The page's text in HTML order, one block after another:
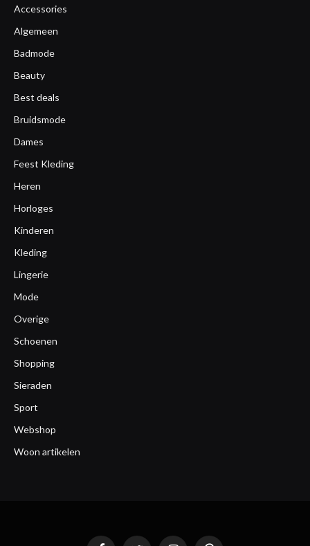
Accessories
Algemeen
Badmode
Beauty
Best deals
Bruidsmode
Dames
Feest Kleding
Heren
Horloges
Kinderen
Kleding
Lingerie
Mode
Overige
Schoenen
Shopping
Sieraden
Sport
Webshop
Woon artikelen